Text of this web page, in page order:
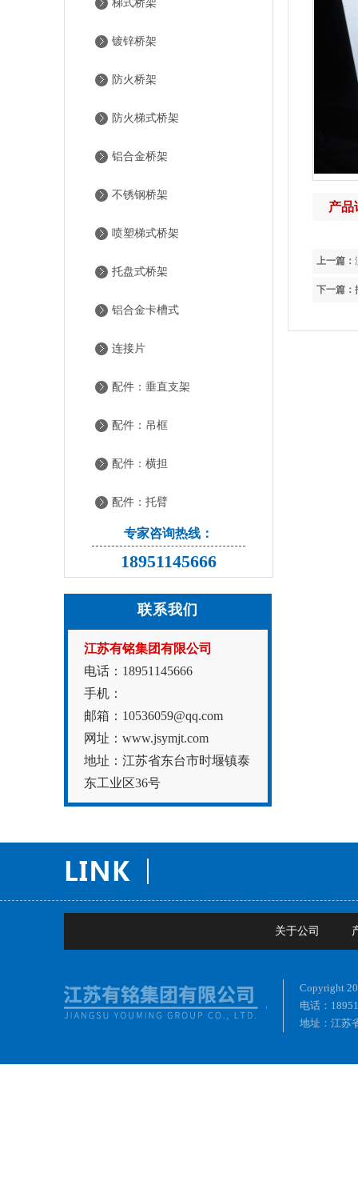
梯式桥架
镀锌桥架
防火桥架
防火梯式桥架
铝合金桥架
不锈钢桥架
喷塑梯式桥架
托盘式桥架
铝合金卡槽式
连接片
配件：垂直支架
配件：吊框
配件：横担
配件：托臂
专家咨询热线：
18951145666
联系我们
江苏有铭集团有限公司
电话：18951145666
手机：
邮箱：10536059@qq.com
网址：www.jsymjt.com
地址：江苏省东台市时堰镇泰
东工业区36号
产品
上一篇：
下一篇：
关于公司
Copyright
电话：
地址：江苏